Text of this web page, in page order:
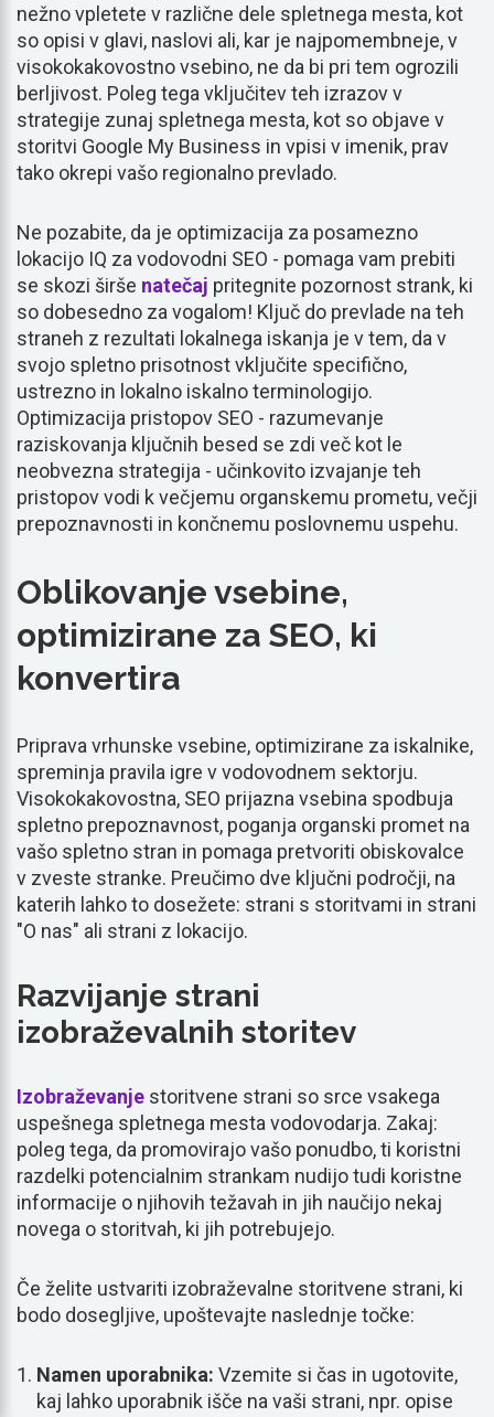
nežno vpletete v različne dele spletnega mesta, kot
so opisi v glavi, naslovi ali, kar je najpomembneje, v
visokokakovostno vsebino, ne da bi pri tem ogrozili
berljivost. Poleg tega vključitev teh izrazov v
strategije zunaj spletnega mesta, kot so objave v
storitvi Google My Business in vpisi v imenik, prav
tako okrepi vašo regionalno prevlado.
Ne pozabite, da je optimizacija za posamezno
lokacijo IQ za vodovodni SEO - pomaga vam prebiti
se skozi širše natečaj pritegnite pozornost strank, ki
so dobesedno za vogalom! Ključ do prevlade na teh
straneh z rezultati lokalnega iskanja je v tem, da v
svojo spletno prisotnost vključite specifično,
ustrezno in lokalno iskalno terminologijo.
Optimizacija pristopov SEO - razumevanje
raziskovanja ključnih besed se zdi več kot le
neobvezna strategija - učinkovito izvajanje teh
pristopov vodi k večjemu organskemu prometu, večji
prepoznavnosti in končnemu poslovnemu uspehu.
Oblikovanje vsebine,
optimizirane za SEO, ki
konvertira
Priprava vrhunske vsebine, optimizirane za iskalnike,
spreminja pravila igre v vodovodnem sektorju.
Visokokakovostna, SEO prijazna vsebina spodbuja
spletno prepoznavnost, poganja organski promet na
vašo spletno stran in pomaga pretvoriti obiskovalce
v zveste stranke. Preučimo dve ključni področji, na
katerih lahko to dosežete: strani s storitvami in strani
"O nas" ali strani z lokacijo.
Razvijanje strani
izobraževalnih storitev
Izobraževanje storitvene strani so srce vsakega
uspešnega spletnega mesta vodovodarja. Zakaj:
poleg tega, da promovirajo vašo ponudbo, ti koristni
razdelki potencialnim strankam nudijo tudi koristne
informacije o njihovih težavah in jih naučijo nekaj
novega o storitvah, ki jih potrebujejo.
Če želite ustvariti izobraževalne storitvene strani, ki
bodo dosegljive, upoštevajte naslednje točke:
Namen uporabnika: Vzemite si čas in ugotovite,
kaj lahko uporabnik išče na vaši strani, npr. opise